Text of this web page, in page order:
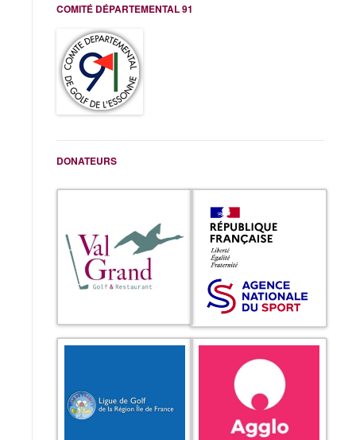
COMITÉ DÉPARTEMENTAL 91
DONATEURS